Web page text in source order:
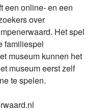
een online- en een
over
Het spel
familiespel
museum kunnen het
museum eerst zelf
te spelen.